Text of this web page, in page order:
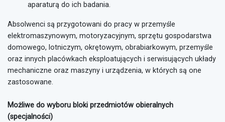
aparaturą do ich badania.
Absolwenci są przygotowani do pracy w przemyśle
elektromaszynowym, motoryzacyjnym, sprzętu gospodarstwa
domowego, lotniczym, okrętowym, obrabiarkowym, przemyśle
oraz innych placówkach eksploatujących i serwisujących układy
mechaniczne oraz maszyny i urządzenia, w których są one
zastosowane.
Możliwe do wyboru bloki przedmiotów obieralnych
(specjalności)